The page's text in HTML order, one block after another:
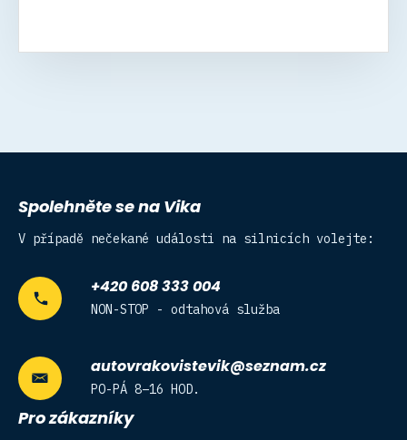
Spolehněte se na Vika
V případě nečekané události na silnicích volejte:
+420 608 333 004
NON-STOP - odtahová služba
autovrakovistevik@seznam.cz
PO-PÁ 8–16 HOD.
Pro zákazníky